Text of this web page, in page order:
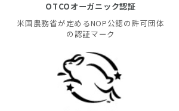
OTCOオーガニック認証
米国農務省が定めるNOP公認の許可団体
の認証マーク